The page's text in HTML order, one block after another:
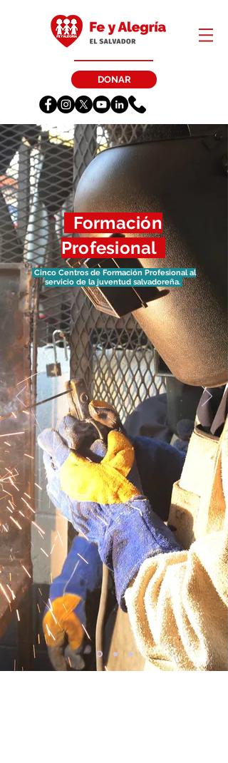
DONAR
Formación
Profesional
Cinco Centros de Formación Profesional al
servicio de la juventud salvadoreña.